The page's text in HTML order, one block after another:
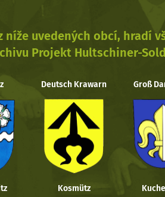
níže uvedených obcí, hradí
Projekt Hultschiner-
Deutsch Krawarn Groß
Kosmütz